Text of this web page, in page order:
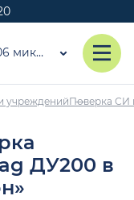
учрежденийПоверка СИ
ДУ200 в